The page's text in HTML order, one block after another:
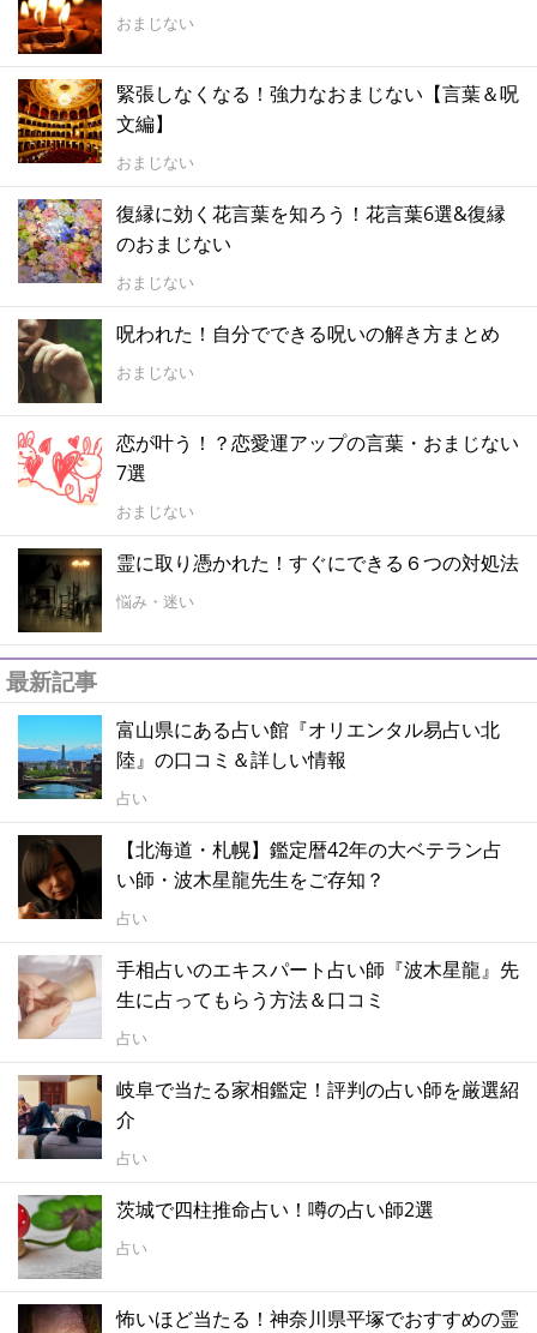
おまじない
緊張しなくなる！強力なおまじない【言葉＆呪
文編】
おまじない
復縁に効く花言葉を知ろう！花言葉6選&復縁
のおまじない
おまじない
呪われた！自分でできる呪いの解き方まとめ
おまじない
恋が叶う！？恋愛運アップの言葉・おまじない
7選
おまじない
霊に取り憑かれた！すぐにできる６つの対処法
悩み・迷い
最新記事
富山県にある占い館『オリエンタル易占い北
陸』の口コミ＆詳しい情報
占い
【北海道・札幌】鑑定暦42年の大ベテラン占
い師・波木星龍先生をご存知？
占い
手相占いのエキスパート占い師『波木星龍』先
生に占ってもらう方法＆口コミ
占い
岐阜で当たる家相鑑定！評判の占い師を厳選紹
介
占い
茨城で四柱推命占い！噂の占い師2選
占い
怖いほど当たる！神奈川県平塚でおすすめの霊